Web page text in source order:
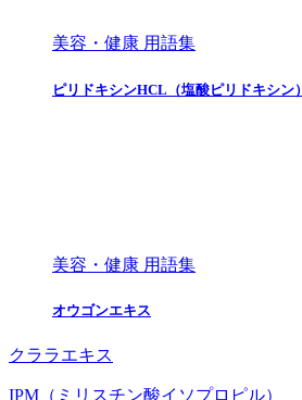
美容・健康 用語集
ピリドキシンHCL（塩酸ピリドキシン）
美容・健康 用語集
オウゴンエキス
クララエキス
IPM（ミリスチン酸イソプロピル）